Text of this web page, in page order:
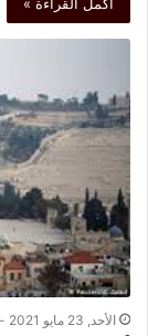
أكمل القراءة »
الأحد, 23 مايو 2021 - 2:19 ص